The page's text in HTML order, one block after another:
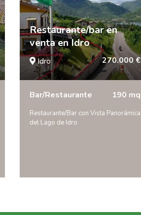
Restaurante/bar en
venta en Idro
Idro 270.000 €
Bar/Restaurante 190 mq
Restaurante/Bar con Vista Panorámica
del Lago de Idro